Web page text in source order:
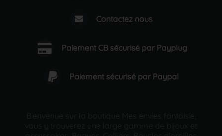
Contactez nous
Paiement CB sécurisé par Payplug
Paiement sécurisé par Paypal